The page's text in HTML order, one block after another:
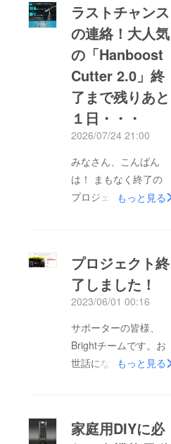
ラストチャンス
の連絡！大人気
の「Hanboost
Cutter 2.0」終
了まで残りあと
１日・・・
2026/07/24 21:00
みなさん、こんばん
は！ まもなく終了の
プロジェクトのご案内
ター＆ポリッシャー！
▼https://camp-
fire.jp/projects/945549
/view1. 超音波振動で
簡単に切断・研磨 2. 5
種類のブレードとポ
リッシャー機能で多機
の作業も快適本日は、
もっと見る
プロジェクト終
了しました！
2023/06/01 00:16
サポーターの皆様、
Brightチームです。お
世話になっておりま
支援を頂き、無事プロ
もっと見る
家庭用DIYに必